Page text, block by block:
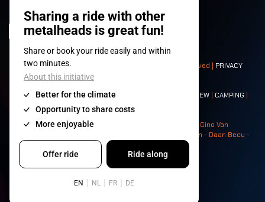
© 2008-2026- Apache Productions VZW – All rights reserved | PRIVACY
POLICY|ALGEMENE VOORWAARDEN
Contact:GENERAL| PARTNERSHIPS CREW CAMPING
| NEIGHBOURS
Photos: Ann Kermans - Hans Van Hoof - Eliaz Bruggeman - Gino Van
Lancker - Tim Tronckoe - Elsie Roymans - Stijn Verbruggen - Daan Becu -
Claus Christa - Devid Camerlynck